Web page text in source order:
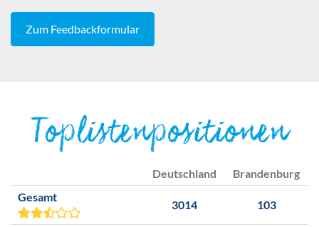
Zum Feedbackformular
Toplistenpositionen
Deutschland
Brandenburg
Gesamt
3014 103